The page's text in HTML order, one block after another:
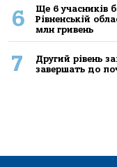
6
Ще 6 учасників
Рівненській
млн гривень
7
Другий рівень
завершать до